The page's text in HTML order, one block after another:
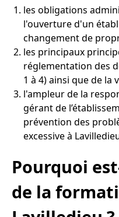
les obligations
l'ouverture d'un
changement de
les principaux
réglementation des
1 à 4) ainsi que de la
l'ampleur de la
gérant de
prévention des
excessive à
Pourquoi
de la